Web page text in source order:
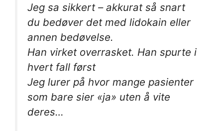
Jeg sa sikkert – akkurat så snart
du bedøver det med lidokain eller
annen bedøvelse.
Han virket overrasket. Han spurte i
hvert fall først
Jeg lurer på hvor mange pasienter
som bare sier «ja» uten å vite
deres…